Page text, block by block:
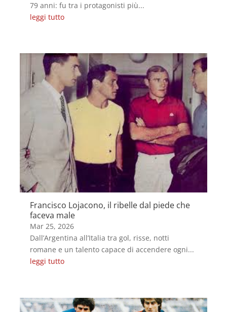
79 anni: fu tra i protagonisti più...
leggi tutto
Francisco Lojacono, il ribelle dal piede che
faceva male
Mar 25, 2026
Dall’Argentina all’Italia tra gol, risse, notti
romane e un talento capace di accendere ogni...
leggi tutto